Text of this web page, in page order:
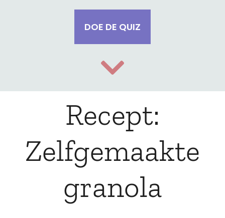
DOE DE QUIZ
Recept:
Zelfgemaakte
granola